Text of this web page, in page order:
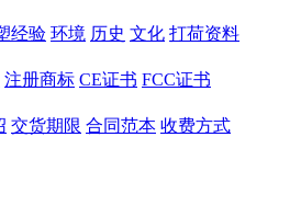
经验 环境 历史 文化 打荷资料
注册商标 CE证书 FCC证书
交货期限 合同范本 收费方式